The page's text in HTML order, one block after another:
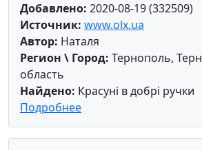
Добавлено: 2020-08-19 (332509)
Источник: www.olx.ua
Автор: Наталя
Регион \ Город: Тернополь,
область
Найдено: Красуні в добрі ручки
Подробнее